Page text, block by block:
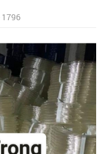
1796